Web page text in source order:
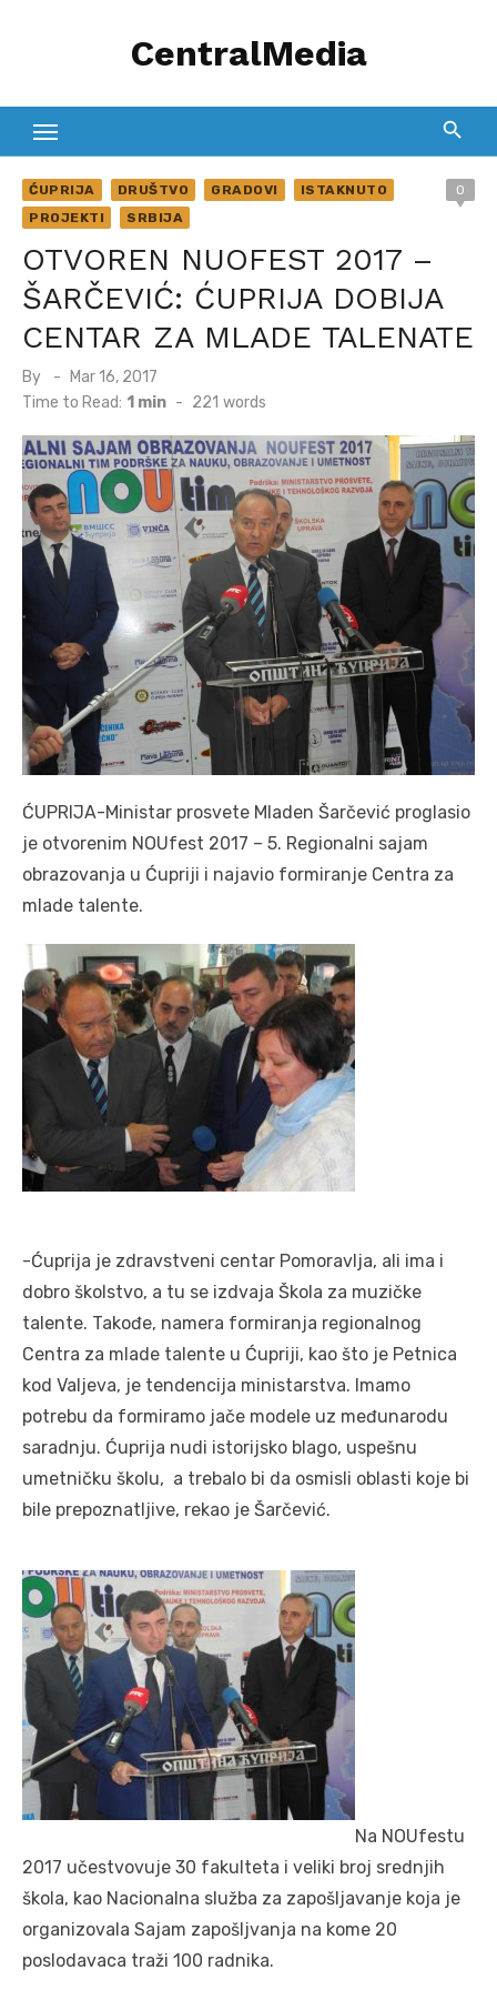
CentralMedia
ĆUPRIJA DRUŠTVO GRADOVI
ISTAKNUTO
PROJEKTI
SRBIJA
0
OTVOREN NUOFEST 2017 –
ŠARČEVIĆ: ĆUPRIJA DOBIJA
CENTAR ZA MLADE TALENATE
By
Posted
on
Mar 16, 2017
Time to Read: 1 min - 221 words
ĆUPRIJA-Ministar prosvete Mladen Šarčević proglasio
je otvorenim NOUfest 2017 – 5. Regionalni sajam
obrazovanja u Ćupriji i najavio formiranje Centra za
mlade talente.
-Ćuprija je zdravstveni centar Pomoravlja, ali ima i
dobro školstvo, a tu se izdvaja Škola za muzičke
talente. Takođe, namera formiranja regionalnog
Centra za mlade talente u Ćupriji, kao što je Petnica
kod Valjeva, je tendencija ministarstva. Imamo
potrebu da formiramo jače modele uz međunarodu
saradnju. Ćuprija nudi istorijsko blago, uspešnu
umetničku školu, a trebalo bi da osmisli oblasti koje bi
bile prepoznatljive, rekao je Šarčević.
Na NOUfestu
2017 učestvovuje 30 fakulteta i veliki broj srednjih
škola, kao Nacionalna služba za zapošljavanje koja je
organizovala Sajam zapošljvanja na kome 20
poslodavaca traži 100 radnika.